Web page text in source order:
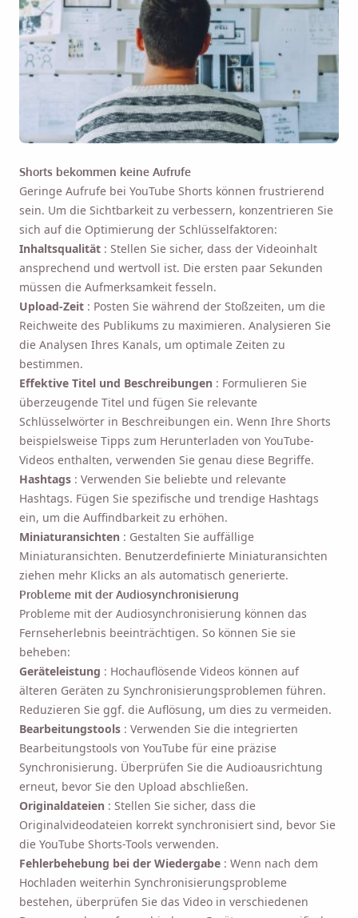
Shorts bekommen keine Aufrufe
Geringe Aufrufe bei YouTube Shorts können frustrierend
sein. Um die Sichtbarkeit zu verbessern, konzentrieren Sie
sich auf die Optimierung der Schlüsselfaktoren:
Inhaltsqualität : Stellen Sie sicher, dass der Videoinhalt
ansprechend und wertvoll ist. Die ersten paar Sekunden
müssen die Aufmerksamkeit fesseln.
Upload-Zeit : Posten Sie während der Stoßzeiten, um die
Reichweite des Publikums zu maximieren. Analysieren Sie
die Analysen Ihres Kanals, um optimale Zeiten zu
bestimmen.
Effektive Titel und Beschreibungen : Formulieren Sie
überzeugende Titel und fügen Sie relevante
Schlüsselwörter in Beschreibungen ein. Wenn Ihre Shorts
beispielsweise Tipps zum Herunterladen von YouTube-
Videos enthalten, verwenden Sie genau diese Begriffe.
Hashtags : Verwenden Sie beliebte und relevante
Hashtags. Fügen Sie spezifische und trendige Hashtags
ein, um die Auffindbarkeit zu erhöhen.
Miniaturansichten : Gestalten Sie auffällige
Miniaturansichten. Benutzerdefinierte Miniaturansichten
ziehen mehr Klicks an als automatisch generierte.
Probleme mit der Audiosynchronisierung
Probleme mit der Audiosynchronisierung können das
Fernseherlebnis beeinträchtigen. So können Sie sie
beheben:
Geräteleistung : Hochauflösende Videos können auf
älteren Geräten zu Synchronisierungsproblemen führen.
Reduzieren Sie ggf. die Auflösung, um dies zu vermeiden.
Bearbeitungstools : Verwenden Sie die integrierten
Bearbeitungstools von YouTube für eine präzise
Synchronisierung. Überprüfen Sie die Audioausrichtung
erneut, bevor Sie den Upload abschließen.
Originaldateien : Stellen Sie sicher, dass die
Originalvideodateien korrekt synchronisiert sind, bevor Sie
die YouTube Shorts-Tools verwenden.
Fehlerbehebung bei der Wiedergabe : Wenn nach dem
Hochladen weiterhin Synchronisierungsprobleme
bestehen, überprüfen Sie das Video in verschiedenen